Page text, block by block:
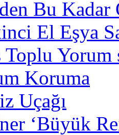
Bu Kadar
El Eşya
Toplu
Koruma
Uçağı
‘Büyük